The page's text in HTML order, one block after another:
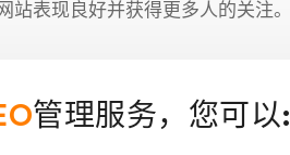
表现良好并获得更多人的关注。
管理服务，您可以: